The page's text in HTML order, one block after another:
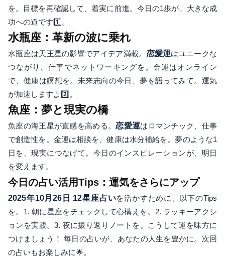
を。目標を再確認して、着実に前進。今日の1歩が、大きな成
功への道です1️⃣。
水瓶座：革新の波に乗れ
水瓶座は天王星の影響でアイデア満載。 恋愛運はユニークな
つながり、仕事でネットワーキングを。金運はオンライン
で、健康は瞑想を。未来志向の今日、夢を語ってみて。運気
が加速しますよ2️⃣。
魚座：夢と現実の橋
魚座の海王星が直感を高める。恋愛運はロマンチック、仕事
で創造性を。金運は相談を、健康は水分補給を。夢のような1
日を、現実につなげて。今日のインスピレーションが、明日
を変えます。
今日の占い活用Tips：運気をさらにアップ
2025年10月26日 12星座占いを活かすために、以下のTips
を。1. 朝に星座をチェックして心構えを。2. ラッキーアクシ
ョンを実践。3. 夜に振り返りノートを。こうして運を味方に
つけましょう！ 毎日の占いが、あなたの人生を豊かに。次回
の占いもお楽しみに🌟。